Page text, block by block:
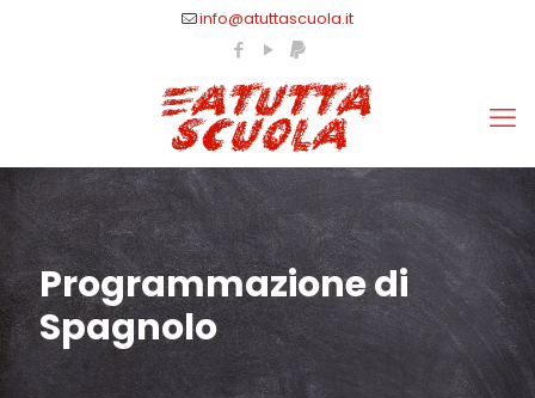
info@atuttascuola.it
Programmazione di
Spagnolo